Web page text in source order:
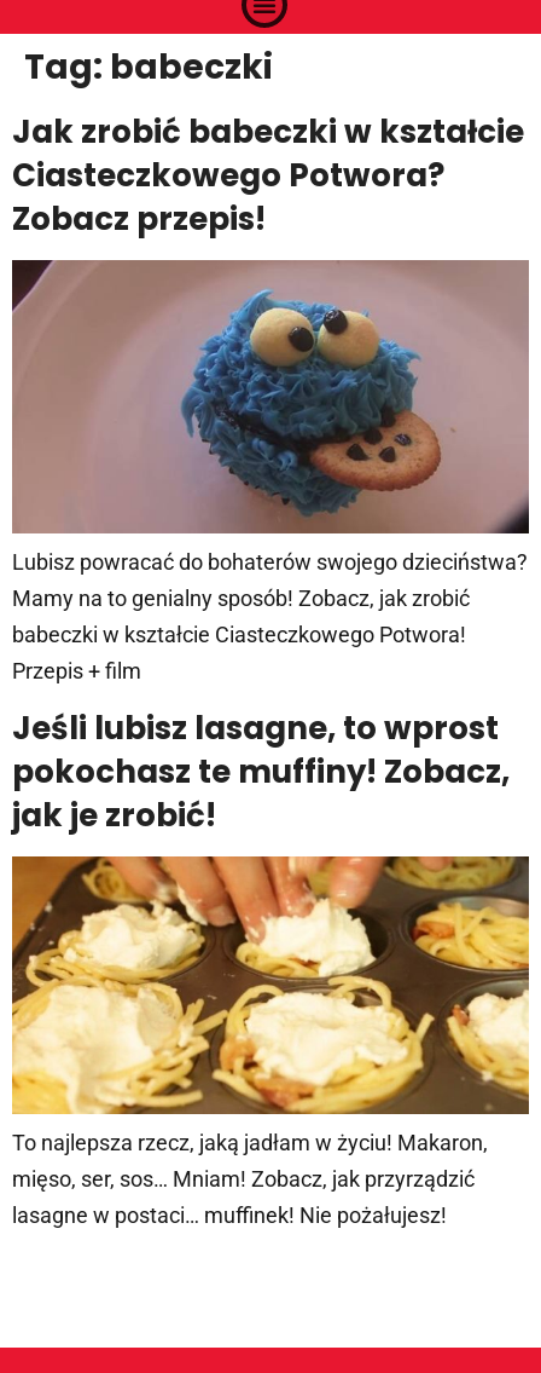
Tag: babeczki
Jak zrobić babeczki w kształcie
Ciasteczkowego Potwora?
Zobacz przepis!
Lubisz powracać do bohaterów swojego dzieciństwa?
Mamy na to genialny sposób! Zobacz, jak zrobić
babeczki w kształcie Ciasteczkowego Potwora!
Przepis + film
Jeśli lubisz lasagne, to wprost
pokochasz te muffiny! Zobacz,
jak je zrobić!
To najlepsza rzecz, jaką jadłam w życiu! Makaron,
mięso, ser, sos… Mniam! Zobacz, jak przyrządzić
lasagne w postaci… muffinek! Nie pożałujesz!